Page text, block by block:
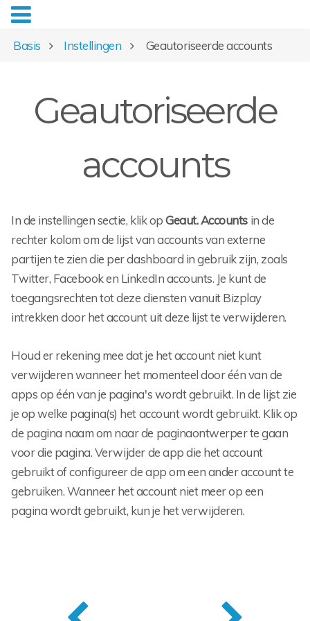
Basis Instellingen Geautoriseerde accounts
Geautoriseerde
accounts
In de instellingen sectie, klik opGeaut. Accounts in de
rechter kolom om de lijst van accounts van externe
partijen te zien die per dashboard in gebruik zijn, zoals
Twitter, Facebook en LinkedIn accounts. Je kunt de
toegangsrechten tot deze diensten vanuit Bizplay
intrekken door het account uit deze lijst te verwijderen.
Houd er rekening mee dat je het account niet kunt
verwijderen wanneer het momenteel door één van de
apps op één van je pagina's wordt gebruikt. In de lijst zie
je op welke pagina(s) het account wordt gebruikt. Klik op
de pagina naam om naar de paginaontwerper te gaan
voor die pagina. Verwijder de app die het account
gebruikt of configureer de app om een ander account te
gebruiken. Wanneer het account niet meer op een
pagina wordt gebruikt, kun je het verwijderen.